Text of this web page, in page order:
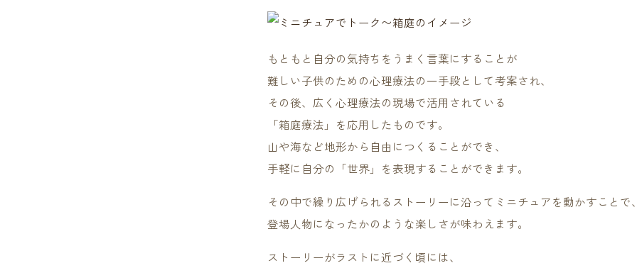
もともと自分の気持ちをうまく言葉にすることが
難しい子供のための心理療法の一手段として考案され、
その後、広く心理療法の現場で活用されている
「箱庭療法」を応用したものです。
山や海など地形から自由につくることができ、
手軽に自分の「世界」を表現することができます。
その中で繰り広げられるストーリーに沿ってミニチュアを動かすことで
登場人物になったかのような楽しさが味わえます。
ストーリーがラストに近づく頃には、